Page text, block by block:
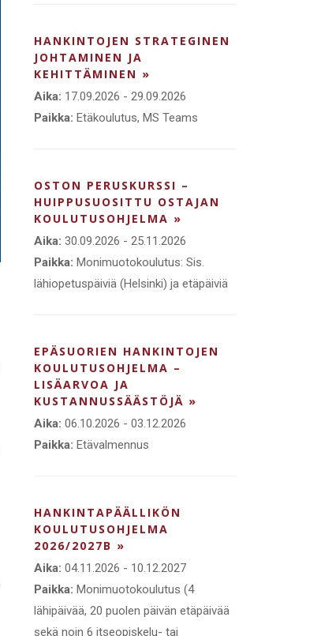
HANKINTOJEN STRATEGINEN
JOHTAMINEN JA
KEHITTÄMINEN »
Aika: 17.09.2026 - 29.09.2026
Paikka: Etäkoulutus, MS Teams
OSTON PERUSKURSSI –
HUIPPUSUOSITTU OSTAJAN
KOULUTUSOHJELMA »
Aika: 30.09.2026 - 25.11.2026
Paikka: Monimuotokoulutus: Sis.
lähiopetuspäiviä (Helsinki) ja etäpäiviä
EPÄSUORIEN HANKINTOJEN
KOULUTUSOHJELMA –
LISÄARVOA JA
KUSTANNUSSÄÄSTÖJÄ »
Aika: 06.10.2026 - 03.12.2026
Paikka: Etävalmennus
HANKINTAPÄÄLLIKÖN
KOULUTUSOHJELMA
2026/2027B »
Aika: 04.11.2026 - 10.12.2027
Paikka: Monimuotokoulutus (4
lähipäivää, 20 puolen päivän etäpäivää
sekä noin 6 itseopiskelu- tai